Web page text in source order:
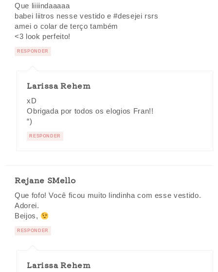
Que liiiindaaaaa
babei liitros nesse vestido e #desejei rsrs
amei o colar de terço também
<3 look perfeito!
RESPONDER
Larissa Rehem
xD
Obrigada por todos os elogios Fran!!
“)
RESPONDER
Rejane SMello
Que fofo! Você ficou muito lindinha com esse vestido.
Adorei.
Beijos,
RESPONDER
Larissa Rehem